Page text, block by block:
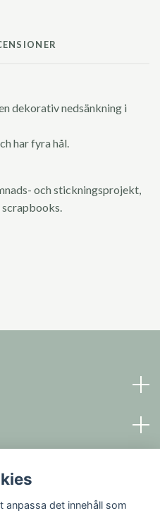
dekorativ nedsänkning i
har fyra hål.
och stickningsprojekt,
scrapbooks.
anpassa det innehåll som